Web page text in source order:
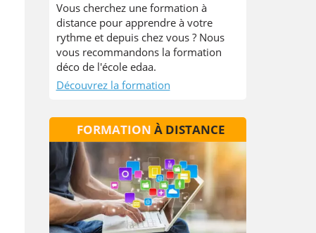
Vous cherchez une formation à
distance pour apprendre à votre
rythme et depuis chez vous ? Nous
vous recommandons la formation
déco de l'école edaa.
Découvrez la formation
FORMATION À DISTANCE